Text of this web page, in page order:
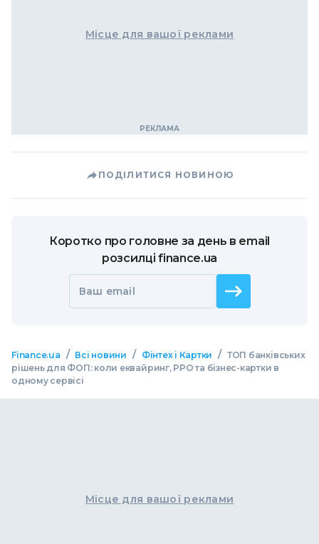
Місце для вашої реклами
ПОДІЛИТИСЯ НОВИНОЮ
Коротко про головне за день в email
розсилці finance.ua
Ваш email
Finance.ua / Всі новини / Фінтех і Картки / ТОП банківських
рішень для ФОП: коли еквайринг, РРО та бізнес-картки в
одному сервісі
Місце для вашої реклами